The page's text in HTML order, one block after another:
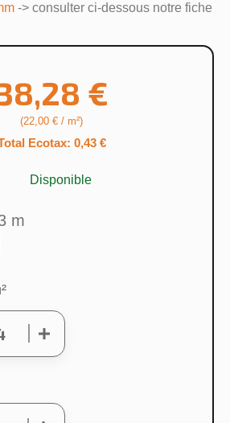
-> consulter ci-dessous notre fiche
€
(22,00 € / m²)
Ecotax: 0,43 €
Disponible
m